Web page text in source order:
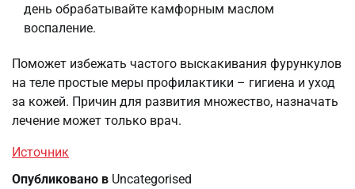
день обрабатывайте камфорным маслом
воспаление.
Поможет избежать частого выскакивания фурункулов
на теле простые меры профилактики – гигиена и уход
за кожей. Причин для развития множество, назначать
лечение может только врач.
Источник
Опубликовано в Uncategorised